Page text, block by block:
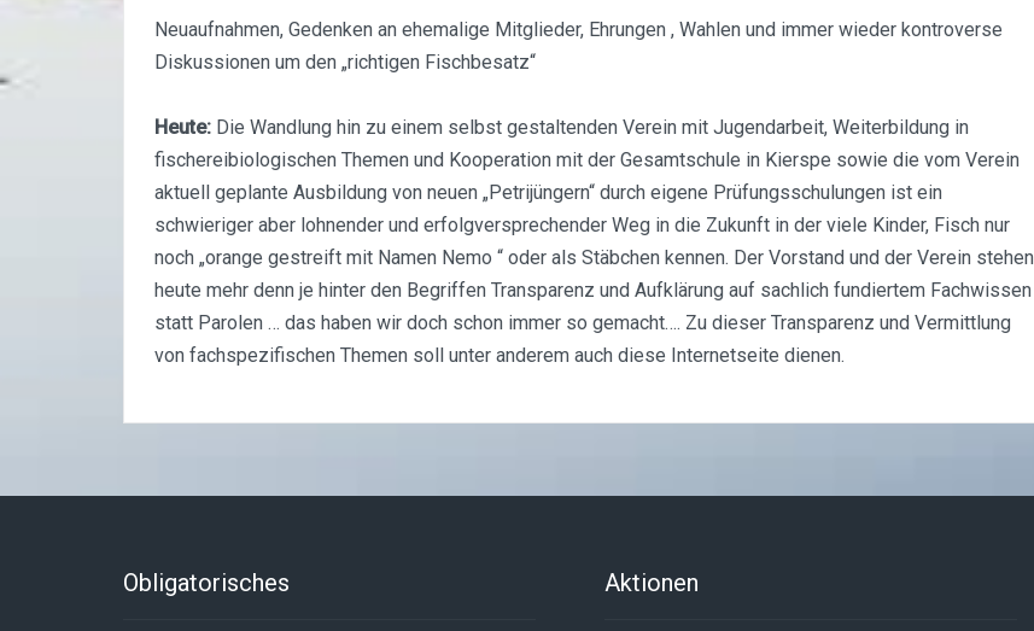
Neuaufnahmen, Gedenken an ehemalige Mitglieder, Ehrungen , Wahlen und immer wieder kontroverse
Diskussionen um den „richtigen Fischbesatz“
Heute: Die Wandlung hin zu einem selbst gestaltenden Verein mit Jugendarbeit, Weiterbildung in
fischereibiologischen Themen und Kooperation mit der Gesamtschule in Kierspe sowie die vom Verein
aktuell geplante Ausbildung von neuen „Petrijüngern“ durch eigene Prüfungsschulungen ist ein
schwieriger aber lohnender und erfolgversprechender Weg in die Zukunft in der viele Kinder, Fisch nur
noch „orange gestreift mit Namen Nemo “ oder als Stäbchen kennen. Der Vorstand und der Verein stehen
heute mehr denn je hinter den Begriffen Transparenz und Aufklärung auf sachlich fundiertem Fachwissen
statt Parolen … das haben wir doch schon immer so gemacht…. Zu dieser Transparenz und Vermittlung
von fachspezifischen Themen soll unter anderem auch diese Internetseite dienen.
Obligatorisches Aktionen